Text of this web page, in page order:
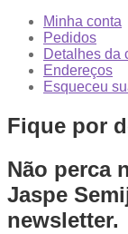
Minha conta
Pedidos
Detalhes da
Endereços
Esqueceu
Fique por
Não perca
Jaspe
newsletter.